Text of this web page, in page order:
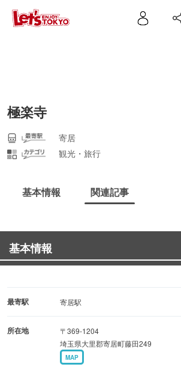
極楽寺
寄居
観光・旅行
基本情報 関連記事
基本情報
最寄駅 寄居駅
所在地
〒369-1204
埼玉県大里郡寄居町藤田249
MAP